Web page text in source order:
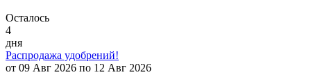
Осталось
4
дня
Распродажа удобрений!
от 09 Авг 2026 по 12 Авг 2026